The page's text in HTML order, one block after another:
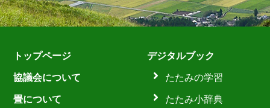
トップページ
協議会について
畳について
デジタルブック
たたみの学習
たたみ小辞典